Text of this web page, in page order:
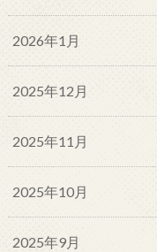
2026年1月
2025年12月
2025年11月
2025年10月
2025年9月